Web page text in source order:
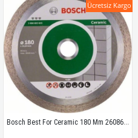
Bosch Best For Ceramic 180 Mm 2608602633
Ücretsiz Kargo